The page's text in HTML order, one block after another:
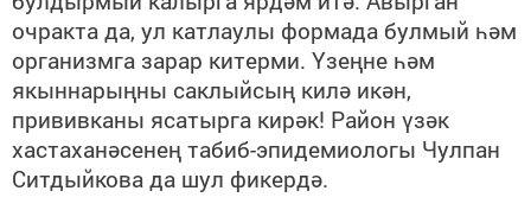
очракта да, ул катлаулы формада булмый һәм
организмга зарар китерми. Үзеңне һәм
якыннарыңны саклыйсың килә икән,
прививканы ясатырга кирәк! Район үзәк
хастаханәсенең табиб-эпидемиологы Чулпан
Ситдыйкова да шул фикердә.